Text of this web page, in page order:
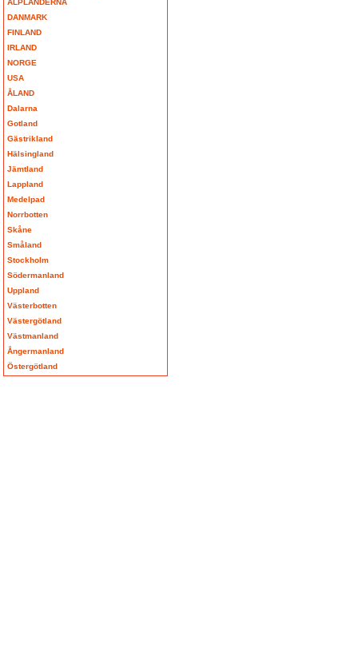
ALPLÄNDERNA
DANMARK
FINLAND
IRLAND
NORGE
USA
ÅLAND
Dalarna
Gotland
Gästrikland
Hälsingland
Jämtland
Lappland
Medelpad
Norrbotten
Skåne
Småland
Stockholm
Södermanland
Uppland
Västerbotten
Västergötland
Västmanland
Ångermanland
Östergötland